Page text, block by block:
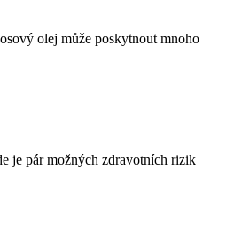
olej může poskytnout mnoho
je pár možných zdravotních rizik